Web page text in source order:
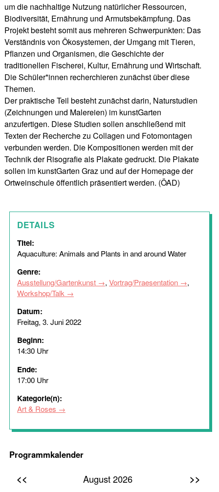
um die nachhaltige Nutzung natürlicher Ressourcen,
Biodiversität, Ernährung und Armutsbekämpfung. Das
Projekt besteht somit aus mehreren Schwerpunkten: Das
Verständnis von Ökosystemen, der Umgang mit Tieren,
Pflanzen und Organismen, die Geschichte der
traditionellen Fischerei, Kultur, Ernährung und Wirtschaft.
Die Schüler*innen recherchieren zunächst über diese
Themen.
Der praktische Teil besteht zunächst darin, Naturstudien
(Zeichnungen und Malereien) im kunstGarten
anzufertigen. Diese Studien sollen anschließend mit
Texten der Recherche zu Collagen und Fotomontagen
verbunden werden. Die Kompositionen werden mit der
Technik der Risografie als Plakate gedruckt. Die Plakate
sollen im kunstGarten Graz und auf der Homepage der
Ortweinschule öffentlich präsentiert werden. (ÖAD)
DETAILS
Titel:
Aquaculture: Animals and Plants in and around Water
Genre:
Ausstellung/Gartenkunst , Vortrag/Praesentation
,
Workshop/Talk
Datum:
Freitag, 3. Juni 2022
Beginn:
14:30 Uhr
Ende:
17:00 Uhr
Kategorie(n):
Art & Roses
Programmkalender
<< August 2026 >>